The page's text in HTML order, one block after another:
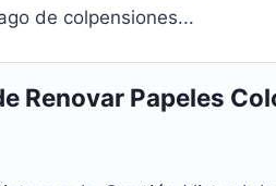
de colpensiones...
Renovar Papeles